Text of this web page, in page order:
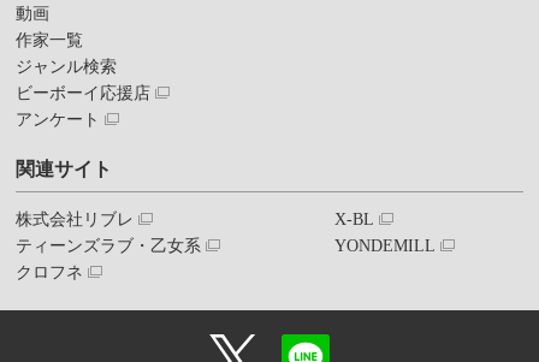
動画
作家一覧
ジャンル検索
ビーボーイ応援店
アンケート
関連サイト
株式会社リブレ
ティーンズラブ・乙女系
クロフネ
X-BL
YONDEMILL